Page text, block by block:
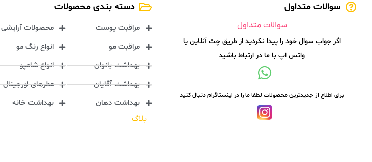
سوالات متداول
سوالات متداول
اگر جواب سوال خود را پیدا نکردید از طریق چت آنلاین یا
واتس اپ با ما در ارتباط باشید
برای اطلاع از جدیدترین محصولات لطفا ما را در اینستاگرام دنبال کنید
دسته بندی محصولات
مراقبت پوست
مراقبت مو
بهداشت بانوان
بهداشت آقایان
بهداشت دهان
محصولات آرایشی
انواع رنگ مو
انواع شامپو
عطرهای اورجینال
بهداشت خانه
بلاگ